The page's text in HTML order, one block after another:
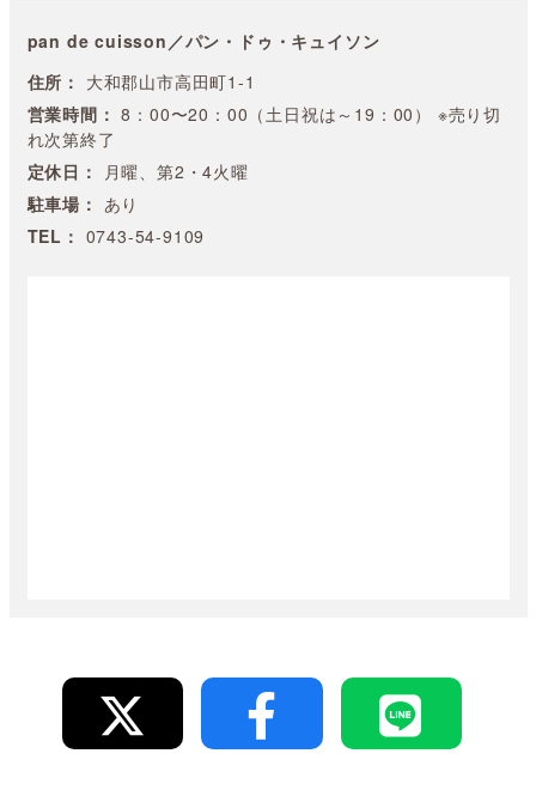
pan de cuisson／パン・ドゥ・キュイソン
住所： 大和郡山市高田町1-1
営業時間： 8：00〜20：00（土日祝は～19：00） ※売り切
れ次第終了
定休日：
月曜、第2・4火曜
駐車場： あり
TEL： 0743-54-9109